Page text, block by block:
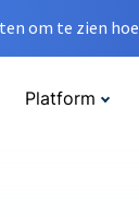
om te zien
Platform